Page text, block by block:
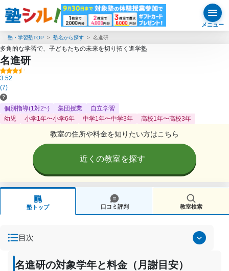
メニュー
塾・学習塾TOP 塾名から探す 名進研
多角的な学習で、子どもたちの未来を切り拓く進学塾
名進研
3.52
(7)
個別指導(1対2~) 集団授業
自立学習
幼児
小学1年〜小学6年 中学1年〜中学3年 高校1年〜高校3年
教室の住所や料金を知りたい方はこちら
近くの教室を探す
塾トップ 口コミ評判 教室検索
目次
名進研の対象学年と料金（月謝目安）